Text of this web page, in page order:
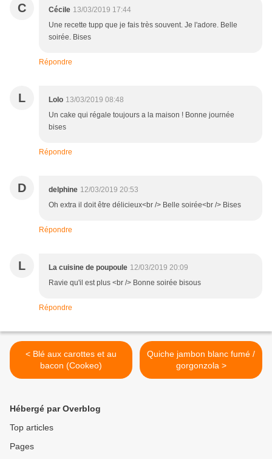
C Cécile 13/03/2019 17:44
Une recette tupp que je fais très souvent. Je l'adore. Belle
soirée. Bises
Répondre
L Lolo 13/03/2019 08:48
Un cake qui régale toujours a la maison ! Bonne journée
bises
Répondre
D delphine 12/03/2019 20:53
Oh extra il doit être délicieux<br /> Belle soirée<br /> Bises
Répondre
L La cuisine de poupoule 12/03/2019 20:09
Ravie qu'il est plus <br /> Bonne soirée bisous
Répondre
< Blé aux carottes et au
bacon (Cookeo)
Quiche jambon blanc fumé /
gorgonzola >
Hébergé par Overblog
Top articles
Pages